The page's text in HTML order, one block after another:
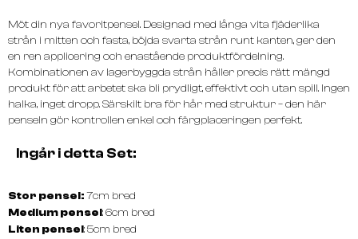
Möt din nya favoritpensel. Designad med långa vita fjäderlika
strån i mitten och fasta, böjda svarta strån runt kanten, ger den
en ren applicering och enastående produktfördelning.
Kombinationen av lagerbyggda strån håller precis rätt mängd
produkt för att arbetet ska bli prydligt, effektivt och utan spill. Ingen
halka, inget dropp. Särskilt bra för hår med struktur – den här
penseln gör kontrollen enkel och färgplaceringen perfekt.
Ingår i detta Set:
Stor pensel:7cm bred
Medium pensel: 6cm bred
Liten pensel: 5cm bred